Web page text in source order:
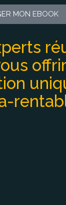
MON EBOOK